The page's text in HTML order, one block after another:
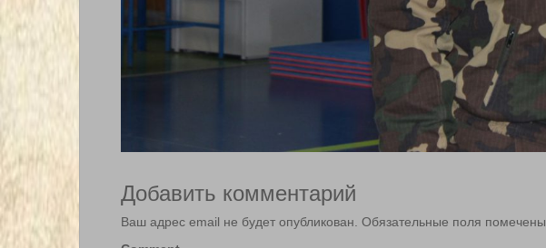
Добавить комментарий
Ваш адрес email не будет опубликован. Обязательные поля помечены